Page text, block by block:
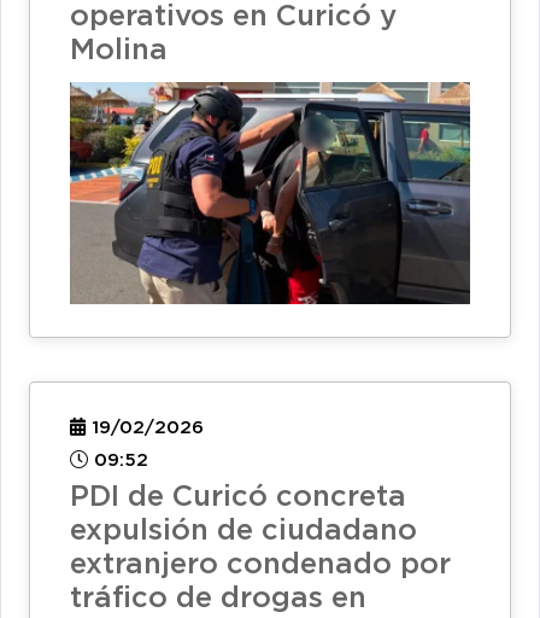
operativos en Curicó y
Molina
19/02/2026
09:52
PDI de Curicó concreta
expulsión de ciudadano
extranjero condenado por
tráfico de drogas en